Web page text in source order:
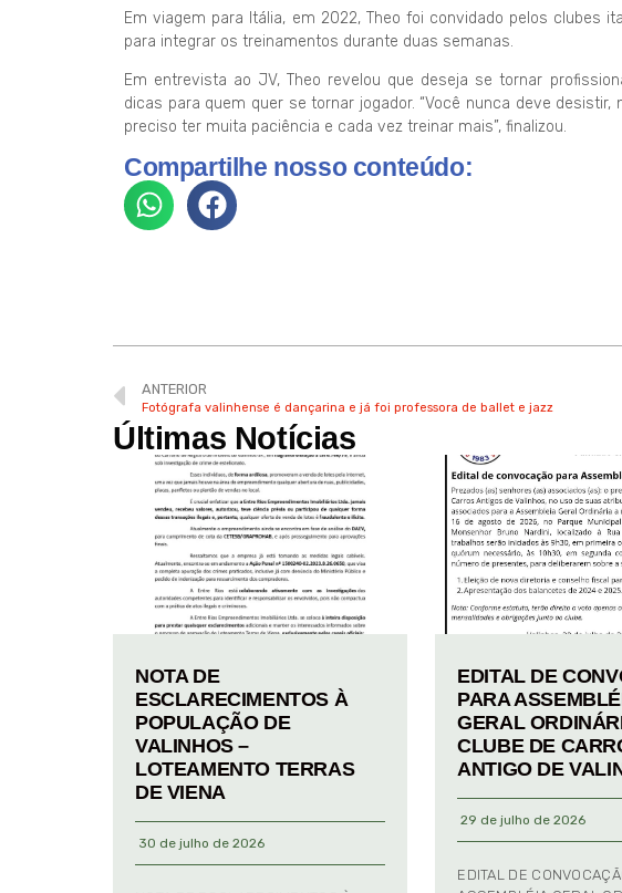
Em viagem para Itália, em 2022, Theo foi convidado pelos clubes
para integrar os treinamentos durante duas semanas.
Em entrevista ao JV, Theo revelou que deseja se tornar
dicas para quem quer se tornar jogador. “Você nunca deve
preciso ter muita paciência e cada vez treinar mais”, finalizou.
Compartilhe nosso conteúdo:
ANTERIOR
Fotógrafa valinhense é dançarina e já foi professora de ballet e jazz
Últimas Notícias
NOTA DE
ESCLARECIMENTOS À
POPULAÇÃO DE
VALINHOS –
LOTEAMENTO TERRAS
DE VIENA
30 de julho de 2026
EDITAL DE
PARA
GERAL
CLUBE DE
ANTIGO DE
29 de julho de 2026
EDITAL DE